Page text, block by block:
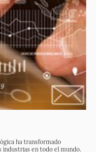
ha transformado
industrias en todo el mundo.